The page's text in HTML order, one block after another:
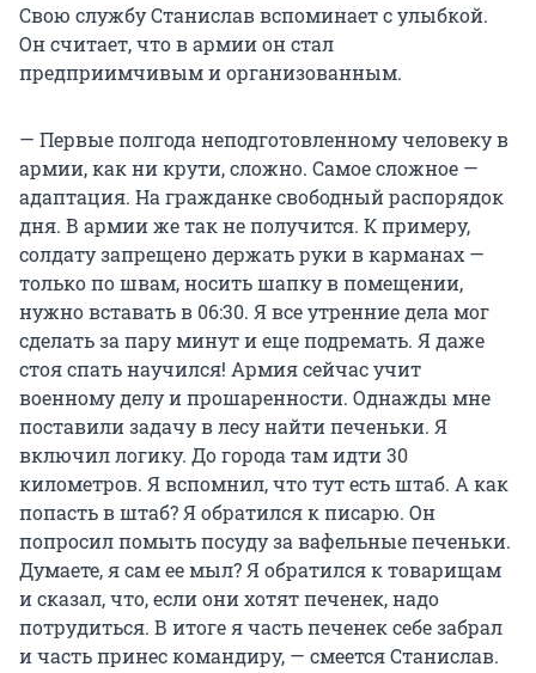
Свою службу Станислав вспоминает с улыбкой.
Он считает, что в армии он стал
предприимчивым и организованным.
— Первые полгода неподготовленному человеку в
армии, как ни крути, сложно. Самое сложное —
адаптация. На гражданке свободный распорядок
дня. В армии же так не получится. К примеру,
солдату запрещено держать руки в карманах —
только по швам, носить шапку в помещении,
нужно вставать в 06:30. Я все утренние дела мог
сделать за пару минут и еще подремать. Я даже
стоя спать научился! Армия сейчас учит
военному делу и прошаренности. Однажды мне
поставили задачу в лесу найти печеньки. Я
включил логику. До города там идти 30
километров. Я вспомнил, что тут есть штаб. А как
попасть в штаб? Я обратился к писарю. Он
попросил помыть посуду за вафельные печеньки.
Думаете, я сам ее мыл? Я обратился к товарищам
и сказал, что, если они хотят печенек, надо
потрудиться. В итоге я часть печенек себе забрал
и часть принес командиру, — смеется Станислав.